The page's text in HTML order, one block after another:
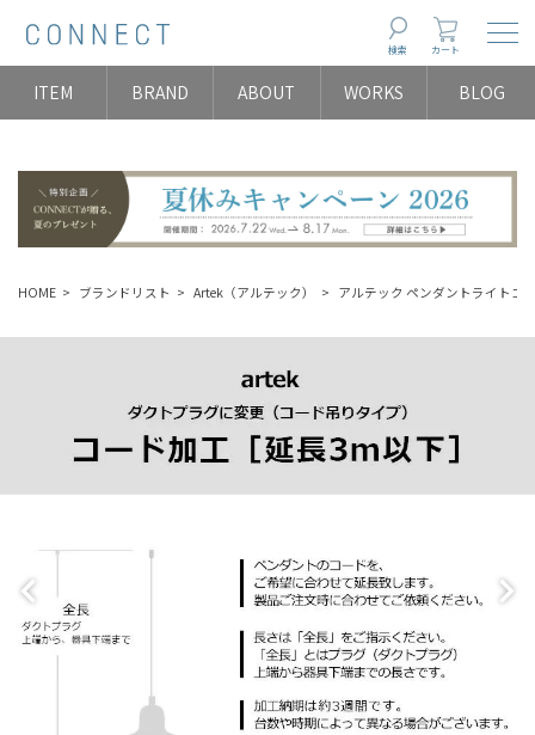
検索 カート
ITEM BRAND ABOUT WORKS BLOG
HOME ブランドリスト Artek（アルテック） アルテック ペンダントライトコ